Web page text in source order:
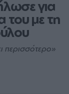
για
του με τη
περισσότερο»